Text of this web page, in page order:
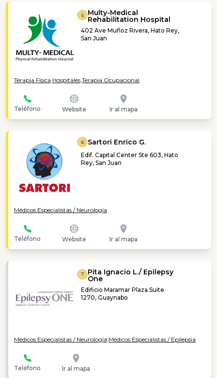
5 Multy-Medical
Rehabilitation Hospital
402 Ave Muñoz Rivera, Hato Rey,
San Juan
Terapia Física,Hospitales,Terapia Ocupacional
Teléfono Website Ir al mapa
6 Sartori Enrico G.
Edif. Capital Center Ste 603, Hato
Rey, San Juan
Médicos Especialistas / Neurología
Teléfono Website Ir al mapa
7 Pita Ignacio L./ Epilepsy
One
Edificio Maramar Plaza Suite
1270, Guaynabo
Médicos Especialistas / Neurología, Médicos Especialistas / Epilepsia
Teléfono Ir al mapa